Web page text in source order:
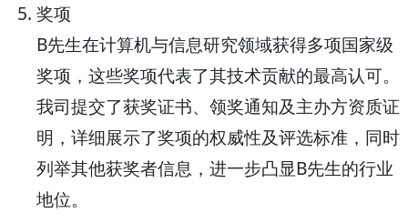
奖项
B先生在计算机与信息研究领域获得多项国家级
奖项，这些奖项代表了其技术贡献的最高认可。
我司提交了获奖证书、领奖通知及主办方资质证
明，详细展示了奖项的权威性及评选标准，同时
列举其他获奖者信息，进一步凸显B先生的行业
地位。